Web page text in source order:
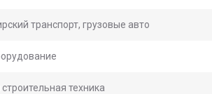
транспорт, грузовые авто
техника